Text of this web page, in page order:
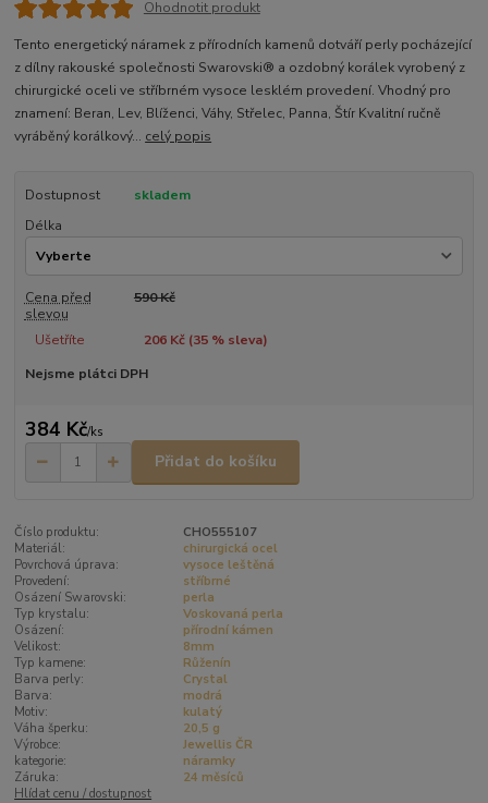
Ohodnotit produkt
Tento energetický náramek z přírodních kamenů dotváří perly pocházející
z dílny rakouské společnosti Swarovski® a ozdobný korálek vyrobený z
chirurgické oceli ve stříbrném vysoce lesklém provedení. Vhodný pro
znamení: Beran, Lev, Blíženci, Váhy, Střelec, Panna, Štír Kvalitní ručně
vyráběný korálkový... celý popis
Dostupnost
skladem
Délka
Cena před
slevou
590 Kč
Ušetříte 206 Kč (35% sleva)
Nejsme plátci DPH
384 Kč/ks
Přidat do košíku
Číslo produktu:
CHO555107
Materiál:
chirurgická ocel
Povrchová úprava:
vysoce leštěná
Provedení:
stříbrné
Osázení Swarovski:
perla
Typ krystalu:
Voskovaná perla
Osázení:
přírodní kámen
Velikost:
8mm
Typ kamene:
Růženín
Barva perly:
Crystal
Barva:
modrá
Motiv:
kulatý
Váha šperku:
20,5 g
Výrobce:
Jewellis ČR
kategorie:
náramky
Záruka:
24 měsíců
Hlídat cenu / dostupnost